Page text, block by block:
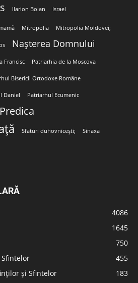
Ilarion Boian Israel
Mitropolia Mitropolia Moldovei;
Nașterea Domnului
Francisc Patriarhia de la Moscova
Bisericii Ortodoxe Române
Daniel Patriarhul Ecumenic
Predica
Sfaturi duhovnicești; Sinaxa
4086
1645
750
455
și Sfintelor
183